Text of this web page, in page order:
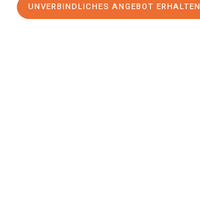
UNVERBINDLICHES ANGEBOT ERHALTEN